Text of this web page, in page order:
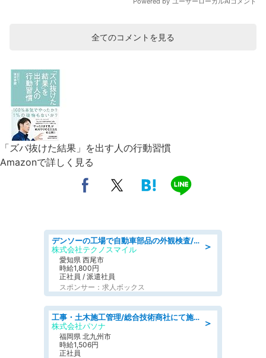
全てのコメントを見る
「ズバ抜けた結果」を出す人の行動習慣
Amazonで詳しく見る
＞
デンソーの工場で自動車部品の外観検査/denso aichi
株式会社テクノスマイル
愛知県 西尾市
時給1,800円
正社員 / 派遣社員
スポンサー：求人ボックス
＞
工事・土木施工管理/総合技術商社にて施工管理のお仕事/即日勤務可/車通勤可/工事・土木施工管理/生産・品質管理
株式会社パソナ
福岡県 北九州市
時給1,506円
正社員